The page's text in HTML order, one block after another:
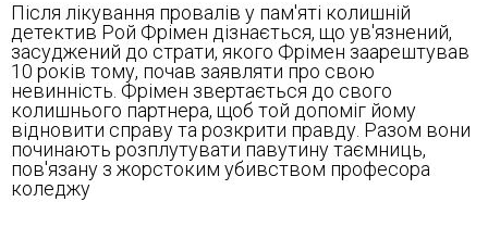
Після лікування провалів у пам'яті колишній
детектив Рой Фрімен дізнається, що ув'язнений,
засуджений до страти, якого Фрімен заарештував
10 років тому, почав заявляти про свою
невинність. Фрімен звертається до свого
колишнього партнера, щоб той допоміг йому
відновити справу та розкрити правду. Разом вони
починають розплутувати павутину таємниць,
пов'язану з жорстоким убивством професора
коледжу